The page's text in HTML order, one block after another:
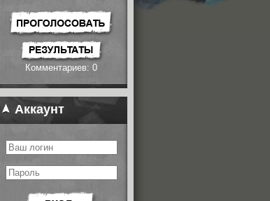
Комментариев: 0
Аккаунт